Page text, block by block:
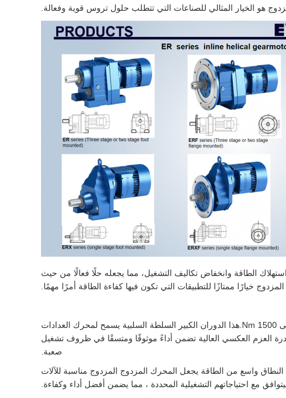
هو الخيار المثالي للصناعات التي تتطلب حلول تروس قوية وفعالة.
أن تصل إلى 95%.هذه الكفاءة العالية تترجم إلى انخفاض استهلاك الطاقة وانخفاض تكاليف التشغيل، مما يجعله حلًا فعالًا من حيث
خيارًا ممتازًا للتطبيقات التي تكون فيها كفاءة الطاقة أمرًا مهمًا.
القدرة على عزم الدوران الخارجي لمحرك Gear Bevel Helical هي مثيرة للإعجاب بنفس القدر ، مع أقصى عزم الدوران القياسي يصل إلى 1500 Nm.هذا الدوران الكبير السلطة السلبية يسمح لمحرك العدادات
العزم العكسي العالية تضمن أداءً موثوقًا ومتسقًا في ظروف تشغيل
صعبة.
واسعة من التطبيقات.هذا النطاق واسع من الطاقة يجعل المحرك المزدوج المزدوج مناسبة للآلات
مع احتياجاتهم التشغيلية المحددة ، مما يضمن أفضل أداء وكفاءة.